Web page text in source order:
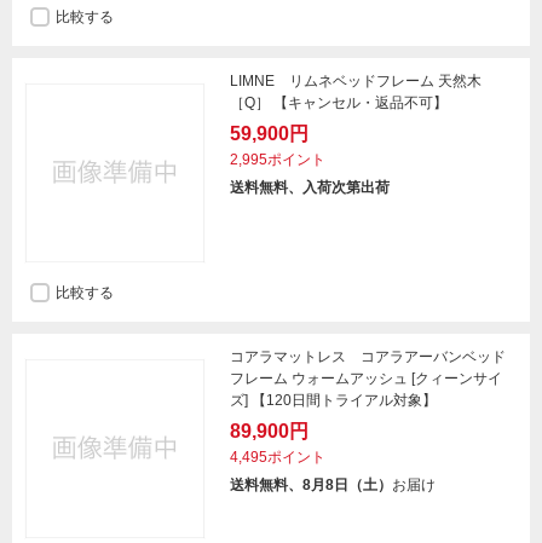
比較する
LIMNE リムネベッドフレーム 天然木
［Q］ 【キャンセル・返品不可】
59,900円
2,995ポイント
送料無料、入荷次第出荷
比較する
コアラマットレス コアラアーバンベッド
フレーム ウォームアッシュ [クィーンサイ
ズ] 【120日間トライアル対象】
89,900円
4,495ポイント
送料無料、8月8日（土） お届け